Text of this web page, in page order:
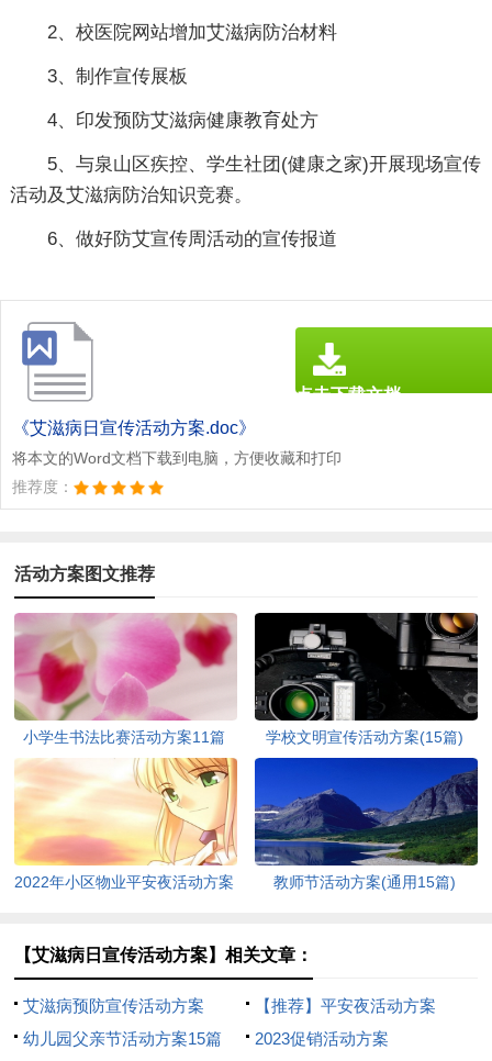
2、校医院网站增加艾滋病防治材料
3、制作宣传展板
4、印发预防艾滋病健康教育处方
5、与泉山区疾控、学生社团(健康之家)开展现场宣传
活动及艾滋病防治知识竞赛。
6、做好防艾宣传周活动的宣传报道
《艾滋病日宣传活动方案.doc》
将本文的Word文档下载到电脑，方便收藏和打印
推荐度：
点击下载文档
活动方案图文推荐
小学生书法比赛活动方案11篇 学校文明宣传活动方案(15篇)
2022年小区物业平安夜活动方案
教师节活动方案(通用15篇)
【艾滋病日宣传活动方案】相关文章：
艾滋病预防宣传活动方案
【推荐】平安夜活动方案
幼儿园父亲节活动方案15篇
2023促销活动方案